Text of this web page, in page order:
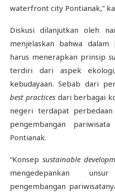
waterfront city Pontianak,”
Diskusi dilanjutkan oleh
menjelaskan bahwa dalam
harus menerapkan prinsip
terdiri dari aspek ekologi,
kebudayaan. Sebab dari
best practicesdari berbagai
negeri terdapat
pengembangan
Pontianak.
“Konsep sustainable
mengedepankan
pengembangan